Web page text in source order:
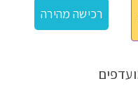
רכישה מהירה